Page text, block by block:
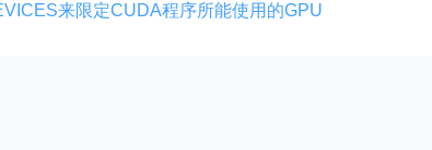
来限定CUDA程序所能使用的GPU